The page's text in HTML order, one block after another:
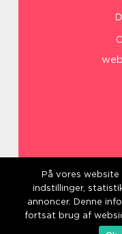
På vores
indstillinger,
annoncer. Denne
fortsat brug af